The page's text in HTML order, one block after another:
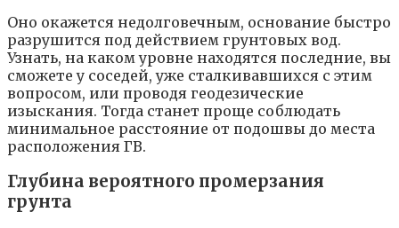
Оно окажется недолговечным, основание быстро
разрушится под действием грунтовых вод.
Узнать, на каком уровне находятся последние, вы
сможете у соседей, уже сталкивавшихся с этим
вопросом, или проводя геодезические
изыскания. Тогда станет проще соблюдать
минимальное расстояние от подошвы до места
расположения ГВ.
Глубина вероятного промерзания
грунта